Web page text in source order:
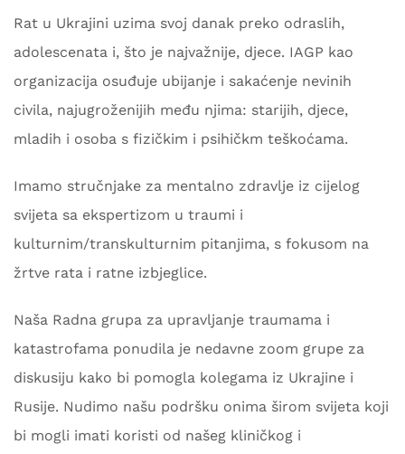
Rat u Ukrajini uzima svoj danak preko odraslih,
adolescenata i, što je najvažnije, djece. IAGP kao
organizacija osuđuje ubijanje i sakaćenje nevinih
civila, najugroženijih među njima: starijih, djece,
mladih i osoba s fizičkim i psihičkm teškoćama.
Imamo stručnjake za mentalno zdravlje iz cijelog
svijeta sa ekspertizom u traumi i
kulturnim/transkulturnim pitanjima, s fokusom na
žrtve rata i ratne izbjeglice.
Naša Radna grupa za upravljanje traumama i
katastrofama ponudila je nedavne zoom grupe za
diskusiju kako bi pomogla kolegama iz Ukrajine i
Rusije. Nudimo našu podršku onima širom svijeta koji
bi mogli imati koristi od našeg kliničkog i